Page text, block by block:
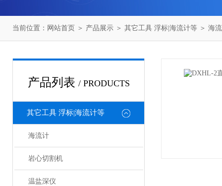
当前位置： 网站首页 ＞ 产品展示 ＞ 其它工具 浮标|海流计等 ＞ 海
产品列表 / PRODUCTS
其它工具 浮标|海流计等
海流计
岩心切割机
温盐深仪